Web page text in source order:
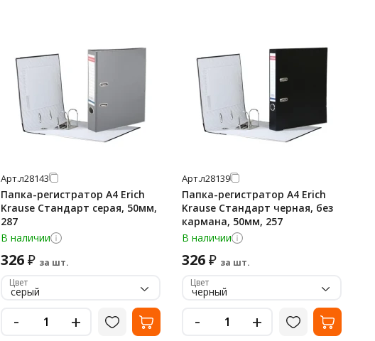
Арт.л28143
Папка-регистратор А4 Erich
Krause Стандарт серая, 50мм,
287
В наличии
326₽ за шт.
Цвет
серый
- +
Арт.л28139
Папка-регистратор А4 Erich
Krause Стандарт черная, без
кармана, 50мм, 257
В наличии
326₽ за шт.
Цвет
черный
- +